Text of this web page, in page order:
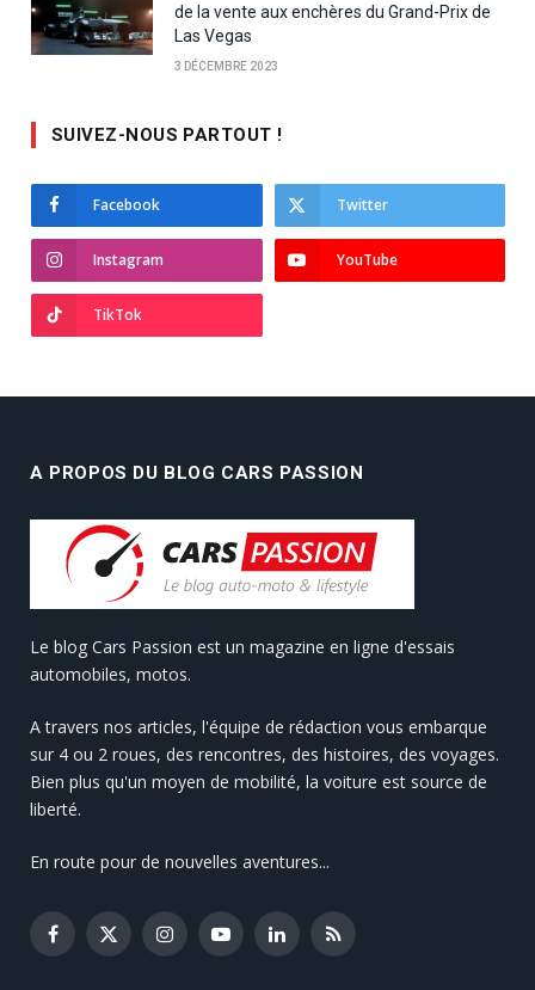
de la vente aux enchères du Grand-Prix de
Las Vegas
3 DÉCEMBRE 2023
SUIVEZ-NOUS PARTOUT !
Facebook Twitter
Instagram YouTube
TikTok
A PROPOS DU BLOG CARS PASSION
Le blog Cars Passion est un magazine en ligne d'essais
automobiles, motos.
A travers nos articles, l'équipe de rédaction vous embarque
sur 4 ou 2 roues, des rencontres, des histoires, des voyages.
Bien plus qu'un moyen de mobilité, la voiture est source de
liberté.
En route pour de nouvelles aventures...
Facebook
X
InstagramYouTubeLinkedInRSS